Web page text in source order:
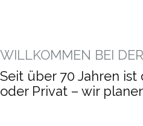
WILLKOMMEN BEI
Seit über 70 Jahren
oder Privat – wir